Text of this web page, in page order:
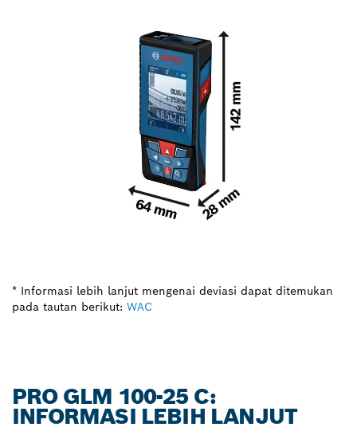
* Informasi lebih lanjut mengenai deviasi dapat ditemukan
pada tautan berikut: WAC
PRO GLM 100-25 C:
INFORMASI LEBIH LANJUT